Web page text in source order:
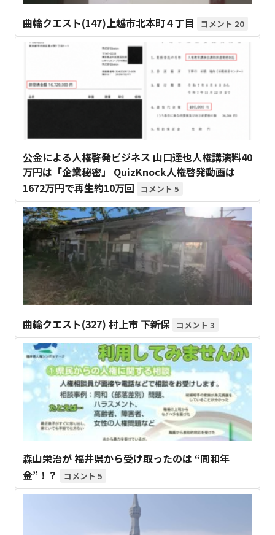
曲輪クエスト(147)上越市北本町４丁目 20
公金による人権啓発ビジネス 山口達也人権講演料40
万円は「企業秘密」 QuizKnock人権啓発動画は
1672万円で再生約10万回
5
曲輪クエスト(327) 村上市 下新保 3
森山栄治が 福井県から受け取ったのは “同和年
金”！？
5